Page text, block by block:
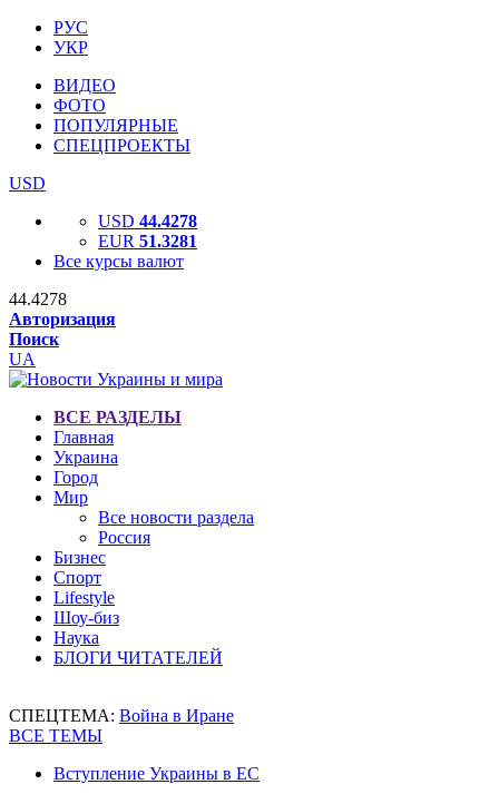
РУС
УКР
ВИДЕО
ФОТО
ПОПУЛЯРНЫЕ
СПЕЦПРОЕКТЫ
USD
USD 44.4278
EUR 51.3281
Все курсы валют
44.4278
Авторизация
Поиск
UA
ВСЕ РАЗДЕЛЫ
Главная
Украина
Город
Мир
Все новости раздела
Россия
Бизнес
Спорт
Lifestyle
Шоу-биз
Наука
БЛОГИ ЧИТАТЕЛЕЙ
СПЕЦТЕМА: Война в Иране
ВСЕ ТЕМЫ
Вступление Украины в ЕС